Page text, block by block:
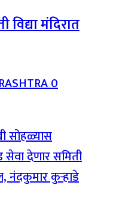
विद्या मंदिरात
0